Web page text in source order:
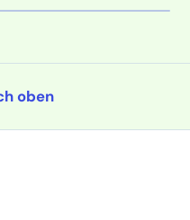
oben